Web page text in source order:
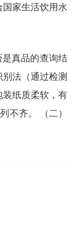
家生活饮用水
真品的查询结
法（通过检测
纸质柔软，有
不齐。 （二）